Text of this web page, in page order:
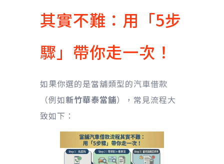
其實不難：用「5步
驟」帶你走一次！
如果你選的是當舖類型的汽車借款
（例如新竹華泰當舖），常見流程大
致如下：